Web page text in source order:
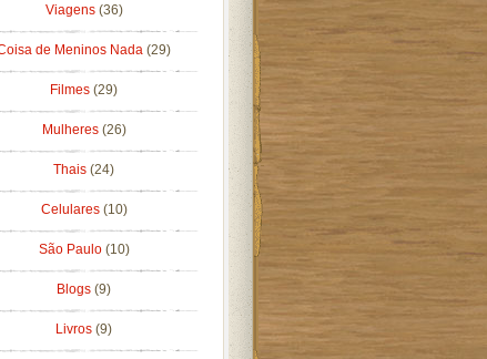
Viagens (36)
de Meninos Nada (29)
Filmes (29)
Mulheres (26)
Thais (24)
Celulares (10)
São Paulo (10)
Blogs (9)
Livros (9)